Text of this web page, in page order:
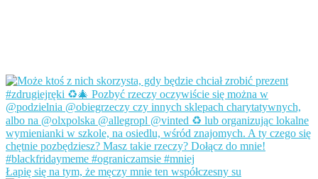
Łapię się na tym, że męczy mnie ten współczesny su